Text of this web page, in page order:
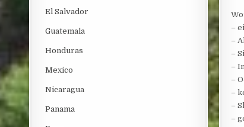
–
–
–
–
–
–
–
–
El Salvador
Guatemala
Honduras
Mexico
Nicaragua
Panama